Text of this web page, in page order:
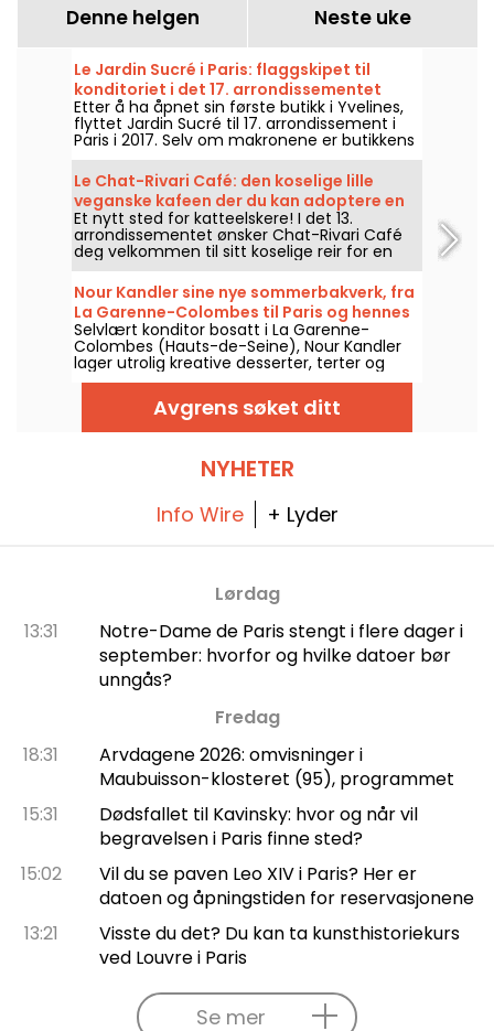
Denne helgen Neste uke
Le Jardin Sucré i Paris: flaggskipet til
konditoriet i det 17. arrondissementet
Etter å ha åpnet sin første butikk i Yvelines,
flyttet Jardin Sucré til 17. arrondissement i
Paris i 2017. Selv om makronene er butikkens
ubestridte stjerner, er også de andre
bakverkene verdt et besøk, som pistasj- og
appelsinblomstterte eller yuzu- og svart
sesamterte.
Le Chat-Rivari Café: den koselige lille
veganske kafeen der du kan adoptere en
katt i det 13. arrondissementet
Et nytt sted for katteelskere! I det 13.
arrondissementet ønsker Chat-Rivari Café
deg velkommen til sitt koselige reir for en
plantebasert gourmetmatbit, omgitt av
søte katter som du kan adoptere hvis du
forelsker deg i dem.
Nour Kandler sine nye sommerbakverk, fra
La Garenne-Colombes til Paris og hennes
verksteder
Selvlært konditor bosatt i La Garenne-
Colombes (Hauts-de-Seine), Nour Kandler
lager utrolig kreative desserter, terter og
flans, helt hjemmelaget, til skreddersydd
bestilling. Vi har testet hennes nye
sommerkolleksjon med frukt for sommeren
2026, og vi tar deg med på
Avgrens søket ditt
NYHETER
Info Wire + Lyder
Lørdag
13:31
Notre-Dame de Paris stengt i flere dager i
september: hvorfor og hvilke datoer bør
unngås?
Fredag
18:31
Arvdagene 2026: omvisninger i
Maubuisson-klosteret (95), programmet
15:31
Dødsfallet til Kavinsky: hvor og når vil
begravelsen i Paris finne sted?
15:02
Vil du se paven Leo XIV i Paris? Her er
datoen og åpningstiden for reservasjonene
13:21
Visste du det? Du kan ta kunsthistoriekurs
ved Louvre i Paris
Se mer